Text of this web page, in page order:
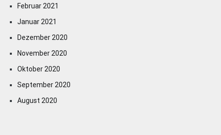
Februar 2021
Januar 2021
Dezember 2020
November 2020
Oktober 2020
September 2020
August 2020